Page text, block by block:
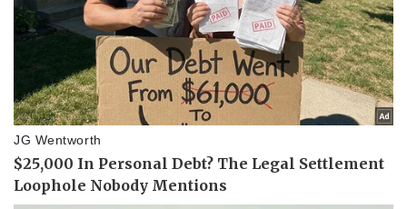
Pháp luật
Vụ án
Tin nóng
Tư vấn luật
Vũ khí
Việt Nam